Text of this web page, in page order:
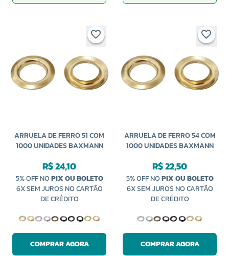
ARRUELA DE FERRO 51 COM
1000 UNIDADES BAXMANN
R$ 24,10
5% OFF NOPIX OU BOLETO
6X SEM JUROS NO CARTÃO
DE CRÉDITO
COMPRAR AGORA
ARRUELA DE FERRO 54 COM
1000 UNIDADES BAXMANN
R$ 22,50
5% OFF NOPIX OU BOLETO
6X SEM JUROS NO CARTÃO
DE CRÉDITO
COMPRAR AGORA